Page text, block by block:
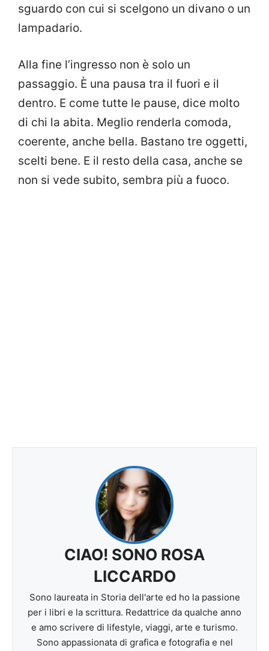
sguardo con cui si scelgono un divano o un
lampadario.
Alla fine l’ingresso non è solo un
passaggio. È una pausa tra il fuori e il
dentro. E come tutte le pause, dice molto
di chi la abita. Meglio renderla comoda,
coerente, anche bella. Bastano tre oggetti,
scelti bene. E il resto della casa, anche se
non si vede subito, sembra più a fuoco.
CIAO! SONO ROSA
LICCARDO
Sono laureata in Storia dell'arte ed ho la passione
per i libri e la scrittura. Redattrice da qualche anno
e amo scrivere di lifestyle, viaggi, arte e turismo.
Sono appassionata di grafica e fotografia e nel